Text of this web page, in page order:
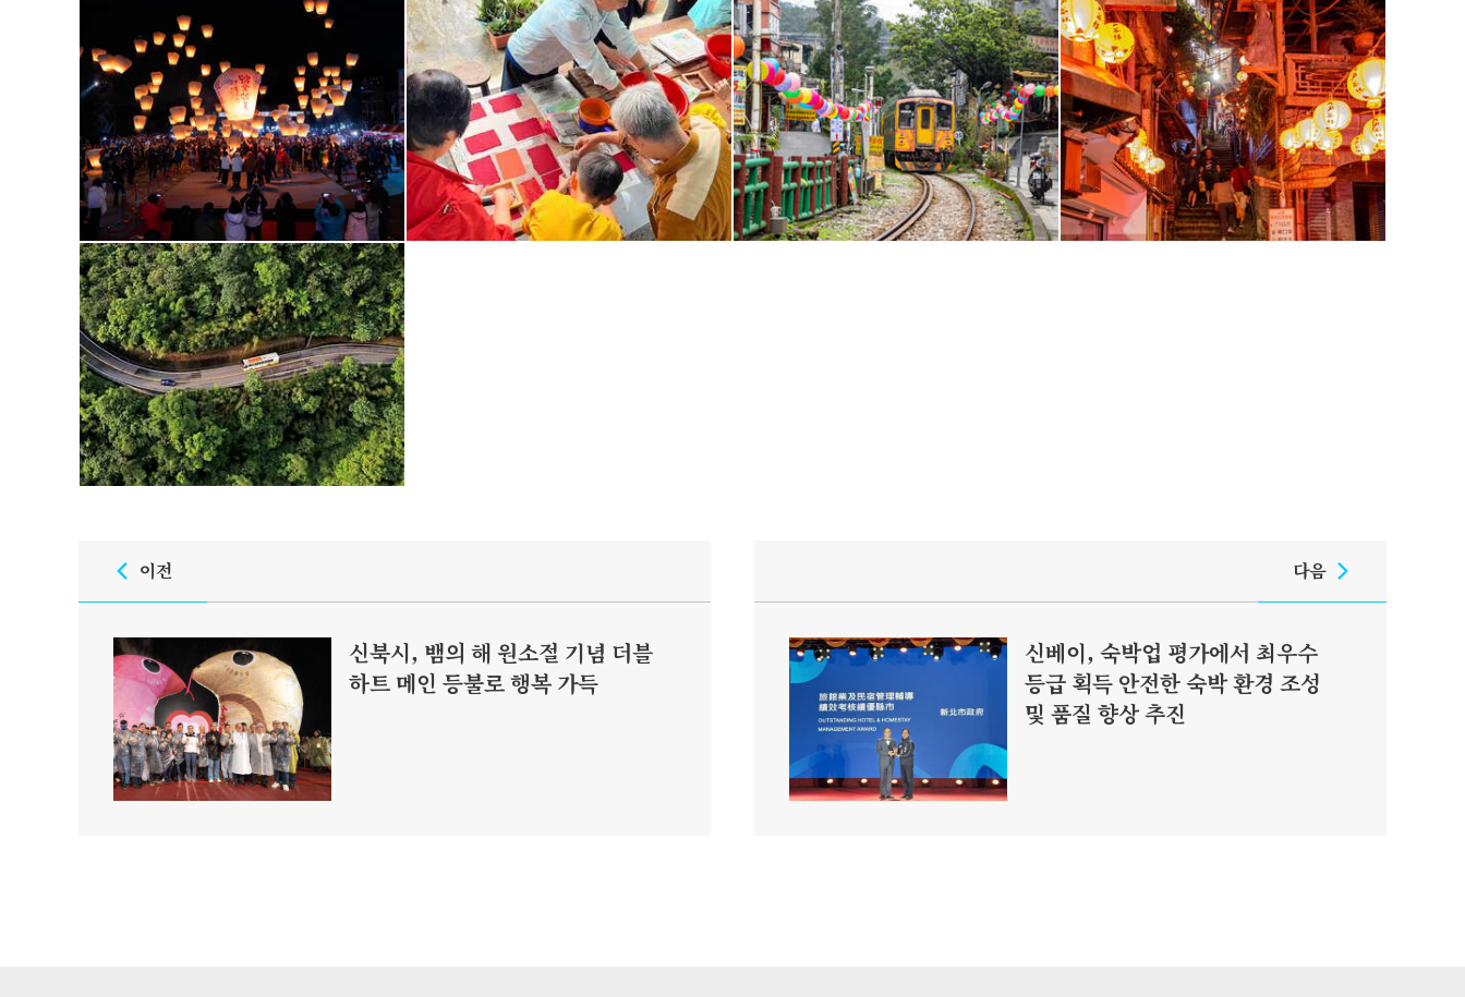
이전
신북시, 뱀의 해 원소절 기념 더블
하트 메인 등불로 행복 가득
다음
신베이, 숙박업 평가에서 최우수
등급 획득 안전한 숙박 환경 조성
및 품질 향상 추진